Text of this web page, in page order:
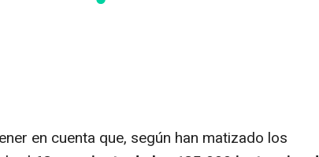
en cuenta que, según han matizado los